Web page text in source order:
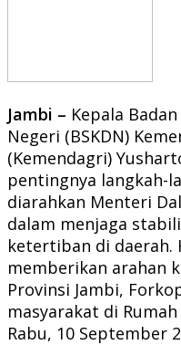
Jambi – Kepala
Negeri (BSKDN)
(Kemendagri)
pentingnya langkah-
diarahkan Menteri
dalam menjaga
ketertiban di daerah.
memberikan arahan
Provinsi Jambi,
masyarakat di
Rabu, 10 September